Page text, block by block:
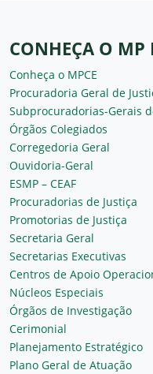
CONHEÇA O MP
Conheça o MPCE
Procuradoria Geral de
Subprocuradorias-Gerais
Órgãos Colegiados
Corregedoria Geral
Ouvidoria-Geral
ESMP – CEAF
Procuradorias de Justiça
Promotorias de Justiça
Secretaria Geral
Secretarias Executivas
Centros de Apoio
Núcleos Especiais
Órgãos de Investigação
Cerimonial
Planejamento Estratégico
Plano Geral de Atuação